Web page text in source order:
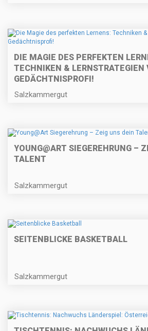
DIE MAGIE DES PERFEKTEN
TECHNIKEN & LERNSTRATEGIEN
GEDÄCHTNISPROFI!
Salzkammergut
YOUNG@ART SIEGEREHRUNG –
TALENT
Salzkammergut
SEITENBLICKE BASKETBALL
Salzkammergut